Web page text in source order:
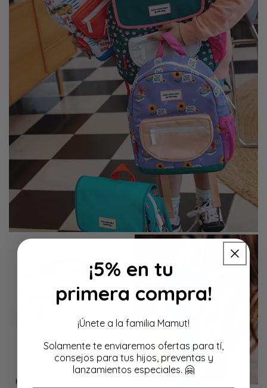
Bolsa Almuerzo Térmica
Hello Hossy Green Stripes
¡5% en tu
primera compra!
¡Únete a la familia Mamut!
Solamente te enviaremos ofertas para tí,
consejos para tus hijos, preventas y
lanzamientos especiales. 🤗